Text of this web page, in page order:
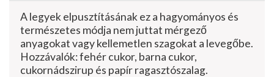
A legyek elpusztításának ez a hagyományos és
természetes módja nem juttat mérgező
anyagokat vagy kellemetlen szagokat a levegőbe.
Hozzávalók: fehér cukor, barna cukor,
cukornádszirup és papír ragasztószalag.